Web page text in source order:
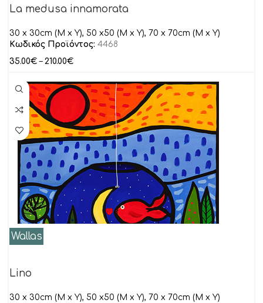
La medusa innamorata
30 x 30cm (M x Y), 50 x50 (M x Y), 70 x 70cm (M x Y)
Κωδικός Προϊόντος: 4468
35.00€ – 210.00€
Wallas
Lino
30 x 30cm (M x Y), 50 x50 (M x Y), 70 x 70cm (M x Y)